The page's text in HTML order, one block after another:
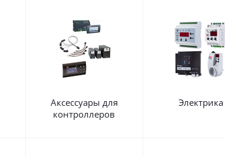
Аксессуары для
контроллеров
Электрика